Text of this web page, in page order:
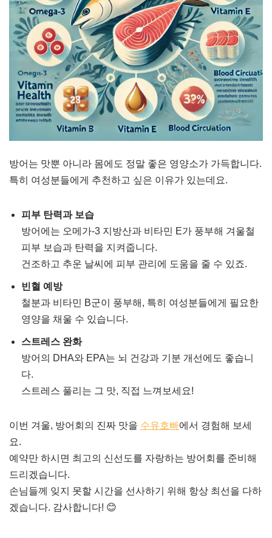
방어는 맛뿐 아니라 몸에도 정말 좋은 영양소가 가득합니다.
특히 여성분들에게 추천하고 싶은 이유가 있는데요.
피부 탄력과 보습
방어에는 오메가-3 지방산과 비타민 E가 풍부해 겨울철
피부 보습과 탄력을 지켜줍니다.
건조하고 추운 날씨에 피부 관리에 도움을 줄 수 있죠.
빈혈 예방
철분과 비타민 B군이 풍부해, 특히 여성분들에게 필요한
영양을 채울 수 있습니다.
스트레스 완화
방어의 DHA와 EPA는 뇌 건강과 기분 개선에도 좋습니
다.
스트레스 풀리는 그 맛, 직접 느껴보세요!
이번 겨울, 방어회의 진짜 맛을 수유호빠에서 경험해 보세
요.
예약만 하시면 최고의 신선도를 자랑하는 방어회를 준비해
드리겠습니다.
손님들께 잊지 못할 시간을 선사하기 위해 항상 최선을 다하
겠습니다. 감사합니다! 😊